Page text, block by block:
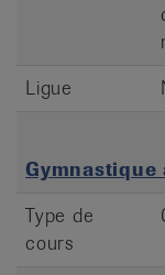
Ligue
Gymnastique
Type de
cours